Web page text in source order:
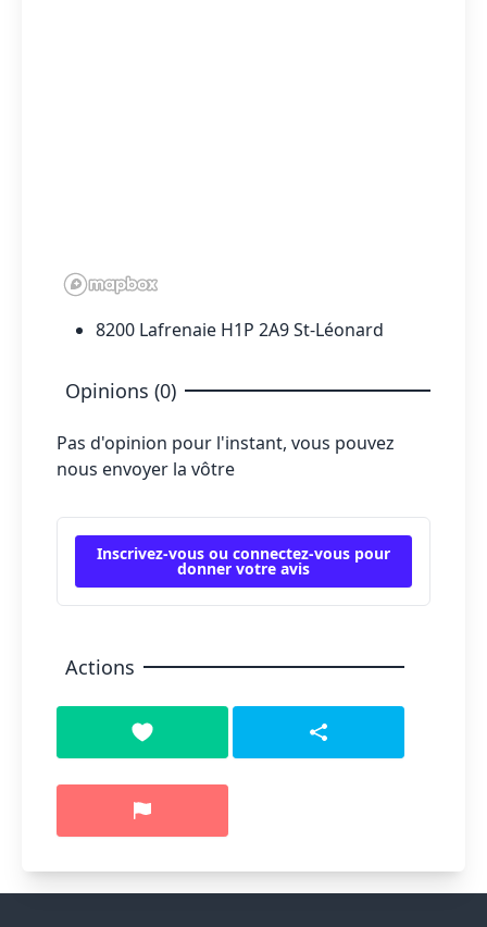
8200 Lafrenaie H1P 2A9 St-Léonard
Opinions (0)
Pas d'opinion pour l'instant, vous pouvez
nous envoyer la vôtre
Inscrivez-vous ou connectez-vous pour
donner votre avis
Actions